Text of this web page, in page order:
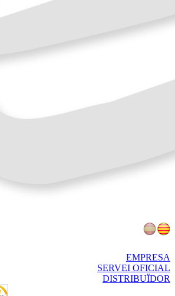
EMPRESA
SERVEI OFICIAL
DISTRIBUÏDOR